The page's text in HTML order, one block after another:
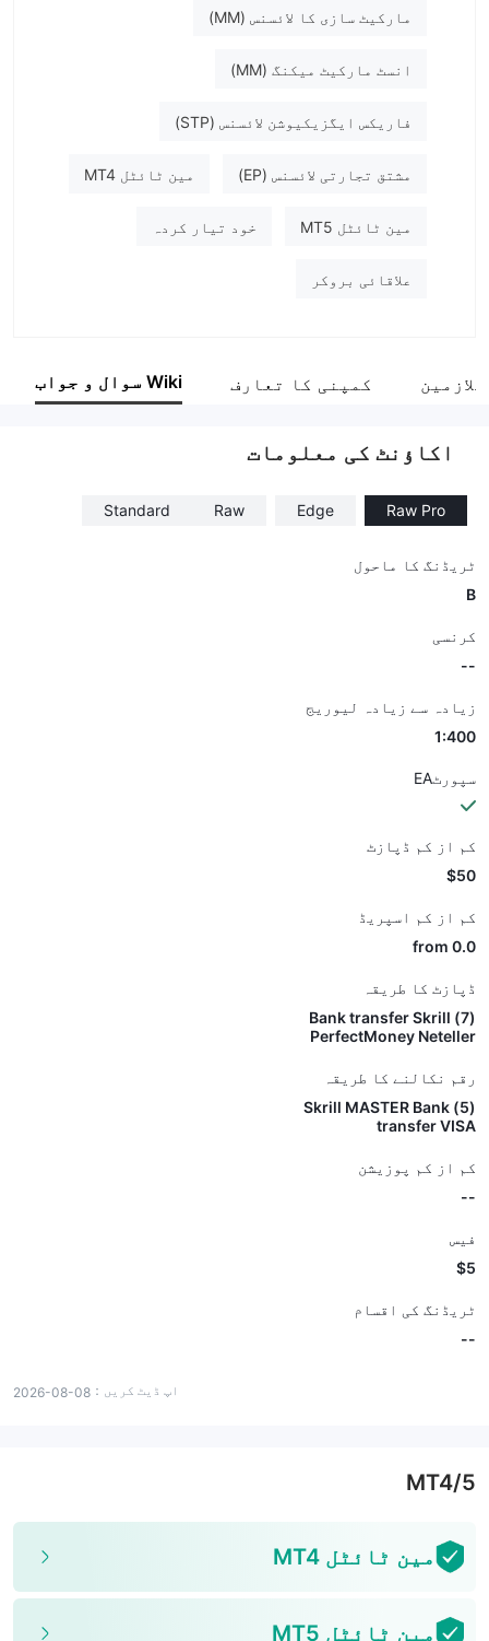
مارکیٹ سازی کا لائسنس (MM)
انسٹ مارکیٹ میکنگ (MM)
فاریکس ایگزیکیوشن لائسنس (STP)
مشتق تجارتی لائسنس (EP) مین ٹائٹل MT4
مین ٹائٹل MT5 خود تیار کردہ
علاقائی بروکر
کمپنی کا تعارف Wiki سوال و جواب
اکاؤنٹ کی معلومات
Raw Pro
Edge
Raw
Standard
ٹریڈنگ کا ماحول
B
کرنسی
--
زیادہ سے زیادہ لیوریج
1:400
سپورٹEA
کم از کم ڈپازٹ
$50
کم از کم اسپریڈ
from 0.0
ڈپازٹ کا طریقہ
(7) Bank transfer Skrill
PerfectMoney Neteller
رقم نکالنے کا طریقہ
(5) Skrill MASTER Bank
transfer VISA
کم از کم پوزیشن
--
فیس
$5
ٹریڈنگ کی اقسام
--
اپ ڈیٹ کریں： 2026-08-08
MT4/5
مین ٹائٹل MT4
مین ٹائٹل MT5